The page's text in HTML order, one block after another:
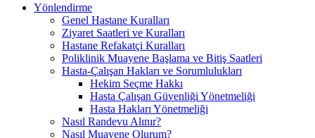
Yönlendirme
Genel Hastane Kuralları
Ziyaret Saatleri ve Kuralları
Hastane Refakatçi Kuralları
Poliklinik Muayene Başlama ve Bitiş Saatleri
Hasta-Çalışan Hakları ve Sorumlulukları
Hekim Seçme Hakkı
Hasta Çalışan Güvenliği Yönetmeliği
Hasta Hakları Yönetmeliği
Nasıl Randevu Alınır?
Nasıl Muayene Olurum?